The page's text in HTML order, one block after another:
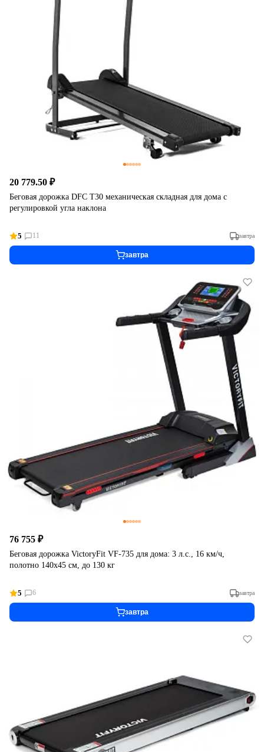
20 779.50 ₽
Беговая дорожка DFC T30 механическая складная для дома с
регулировкой угла наклона
5 11 завтра
завтра
76 755 ₽
Беговая дорожка VictoryFit VF-735 для дома: 3 л.с., 16 км/ч,
полотно 140х45 см, до 130 кг
5 6 завтра
завтра